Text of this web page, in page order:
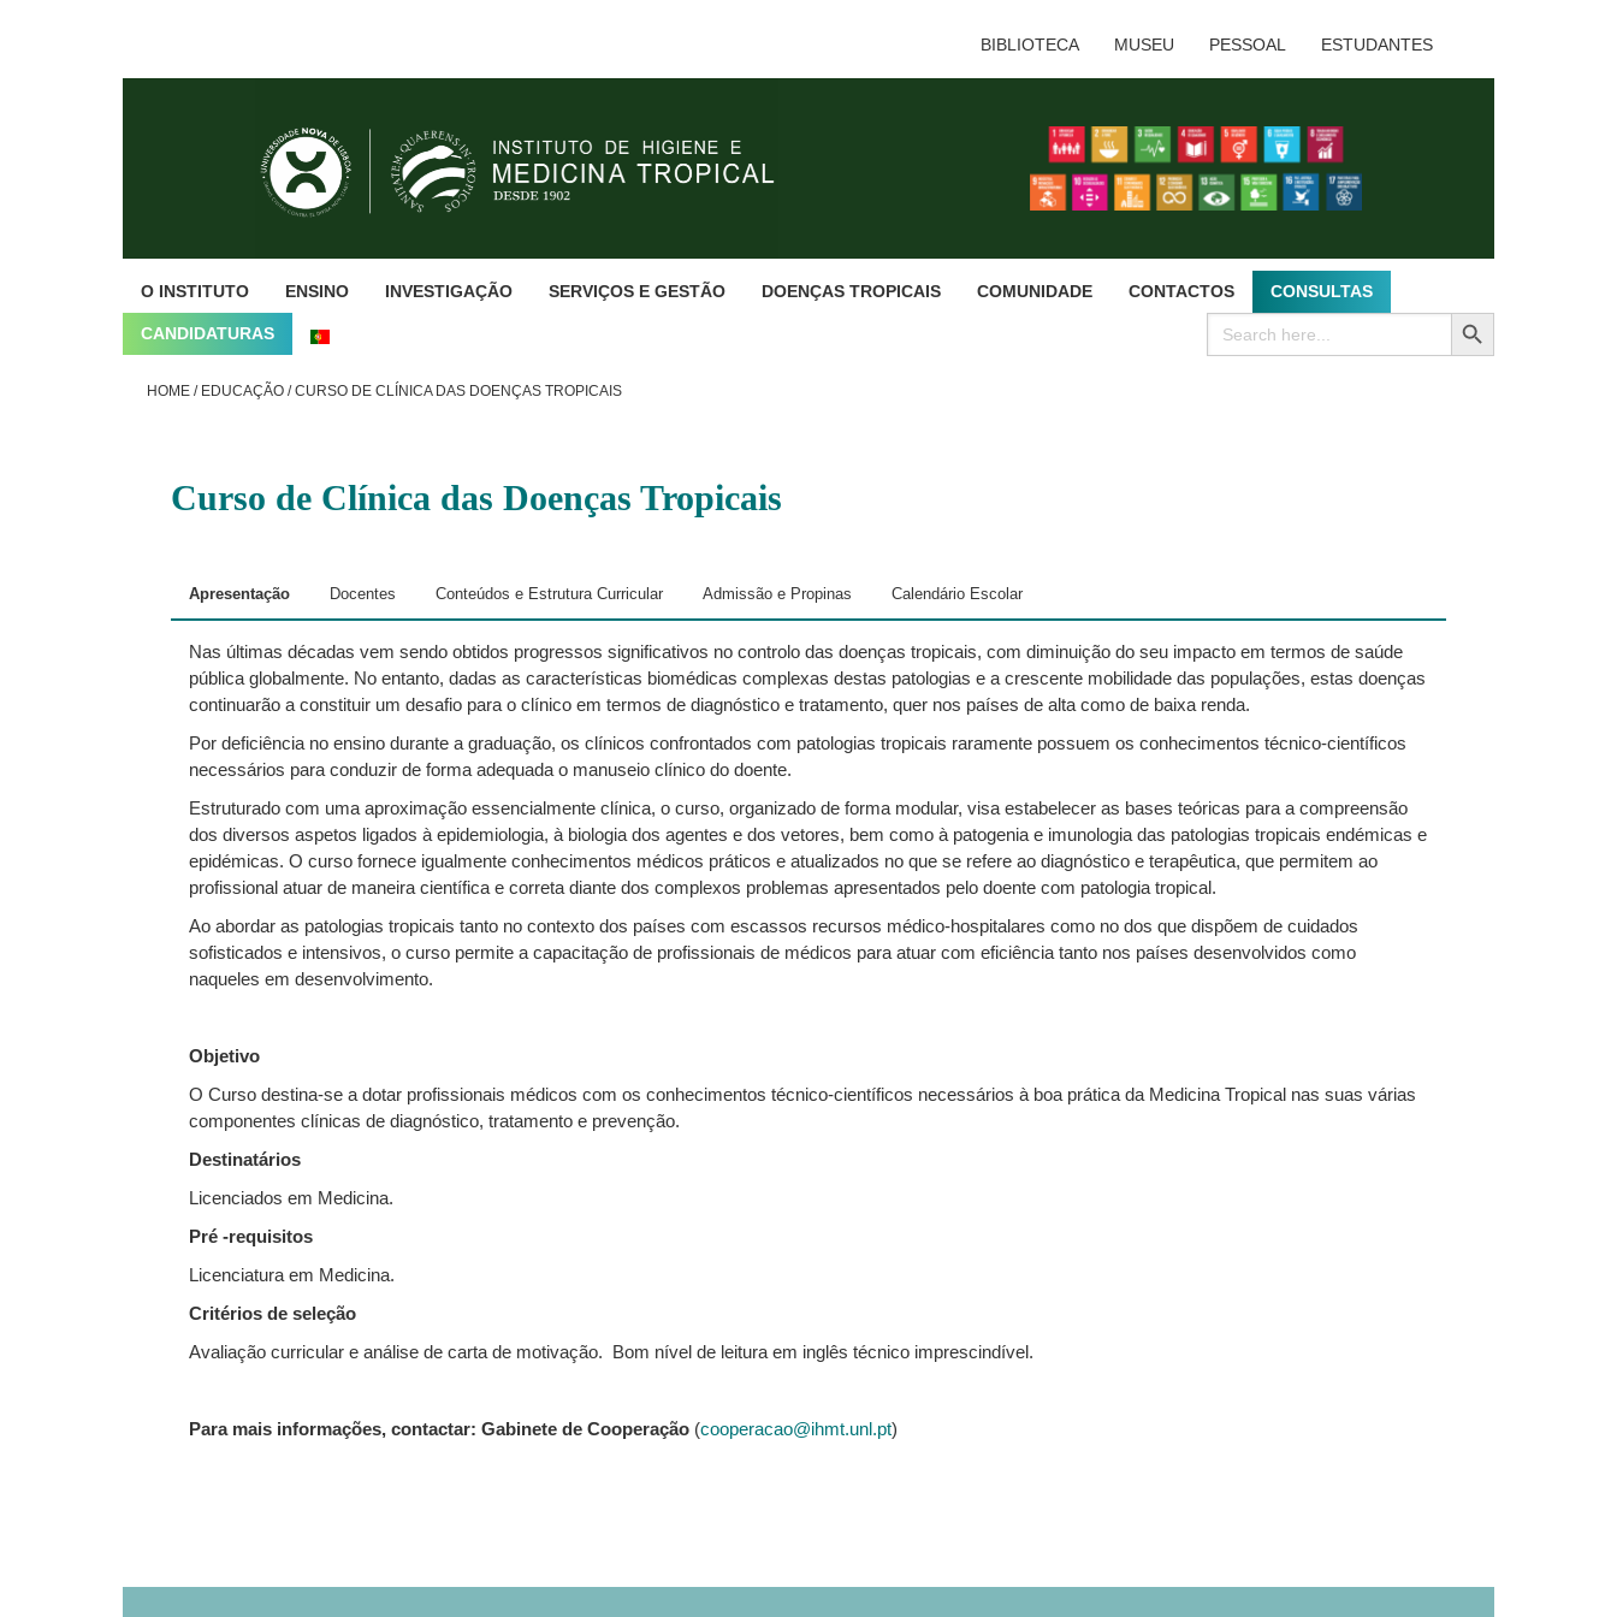
BIBLIOTECA MUSEU PESSOAL ESTUDANTES
O INSTITUTO ENSINO INVESTIGAÇÃO SERVIÇOS E GESTÃO DOENÇAS TROPICAIS COMUNIDADE CONTACTOS CONSULTAS
CANDIDATURAS
Search
for:
SEARCH BUTTON
HOME / EDUCAÇÃO /CURSO DE CLÍNICA DAS DOENÇAS TROPICAIS
Curso de Clínica das Doenças Tropicais
Apresentação Docentes Conteúdos e Estrutura Curricular Admissão e Propinas Calendário Escolar
Nas últimas décadas vem sendo obtidos progressos significativos no controlo das doenças tropicais, com diminuição do seu impacto em termos de saúde
pública globalmente. No entanto, dadas as características biomédicas complexas destas patologias e a crescente mobilidade das populações, estas doenças
continuarão a constituir um desafio para o clínico em termos de diagnóstico e tratamento, quer nos países de alta como de baixa renda.
Por deficiência no ensino durante a graduação, os clínicos confrontados com patologias tropicais raramente possuem os conhecimentos técnico-científicos
necessários para conduzir de forma adequada o manuseio clínico do doente.
Estruturado com uma aproximação essencialmente clínica, o curso, organizado de forma modular, visa estabelecer as bases teóricas para a compreensão
dos diversos aspetos ligados à epidemiologia, à biologia dos agentes e dos vetores, bem como à patogenia e imunologia das patologias tropicais endémicas e
epidémicas. O curso fornece igualmente conhecimentos médicos práticos e atualizados no que se refere ao diagnóstico e terapêutica, que permitem ao
profissional atuar de maneira científica e correta diante dos complexos problemas apresentados pelo doente com patologia tropical.
Ao abordar as patologias tropicais tanto no contexto dos países com escassos recursos médico-hospitalares como no dos que dispõem de cuidados
sofisticados e intensivos, o curso permite a capacitação de profissionais de médicos para atuar com eficiência tanto nos países desenvolvidos como
naqueles em desenvolvimento.
Objetivo
O Curso destina-se a dotar profissionais médicos com os conhecimentos técnico-científicos necessários à boa prática da Medicina Tropical nas suas várias
componentes clínicas de diagnóstico, tratamento e prevenção.
Destinatários
Licenciados em Medicina.
Pré -requisitos
Licenciatura em Medicina.
Critérios de seleção
Avaliação curricular e análise de carta de motivação. Bom nível de leitura em inglês técnico imprescindível.
Para mais informações, contactar: Gabinete de Cooperação (cooperacao@ihmt.unl.pt)